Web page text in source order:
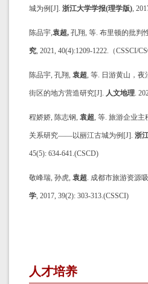
城为例[J]. 浙江大学学报(理学版),
陈品宇,袁超, 孔翔, 等. 布里顿的批判
究, 2021, 40(4):1209-1222.（CSSCI/
陈品宇, 孔翔, 袁超, 等. 日游黄山，夜
街区的地方营造研究[J]. 人文地理.
程娇娇, 陈志钢, 袁超, 等. 旅游企业主
关系研究——以丽江古城为例[J]. 浙
45(5): 634-641.(CSCD)
敬峰瑞, 孙虎, 袁超. 成都市旅游资源
学, 2017, 39(2): 303-313.(CSSCI)
人才培养